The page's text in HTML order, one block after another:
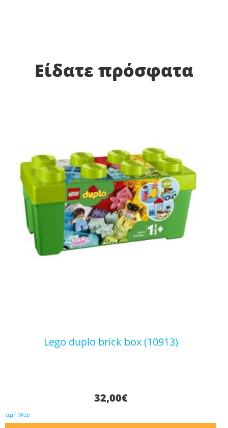
Είδατε πρόσφατα
lego duplo brick box (10913)
32,00€
τιμή Web